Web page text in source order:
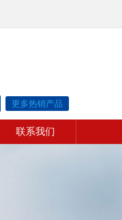
更多热销产品
联系我们